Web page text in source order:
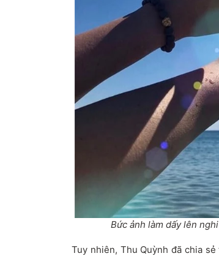
Bức ảnh làm dấy lên
Tuy nhiên, Thu Quỳnh đã chia